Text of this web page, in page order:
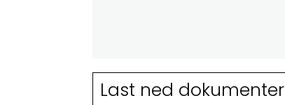
Last ned dokumenter